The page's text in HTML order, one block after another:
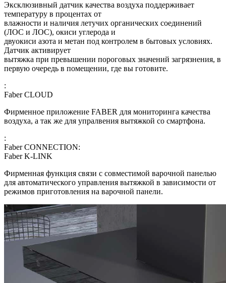
Эксклюзивный датчик качества воздуха поддерживает
температуру в процентах от
влажности и наличия летучих органических соединений
(ЛОС и ЛОС), окиси углерода и
двуокиси азота и метан под контролем в бытовых условиях.
Датчик активирует
вытяжка при превышении пороговых значений загрязнения, в
первую очередь в помещении, где вы готовите.
:
Faber CLOUD
Фирменное приложение FABER для мониторинга качества
воздуха, а так же для упралвения вытяжкой со смартфона.
:
Faber CONNECTION:
Faber K-LINK
Фирменная функция связи с совместимой варочной панелью
для автоматического управления вытяжкой в зависимости от
режимов приготовления на варочной панели.